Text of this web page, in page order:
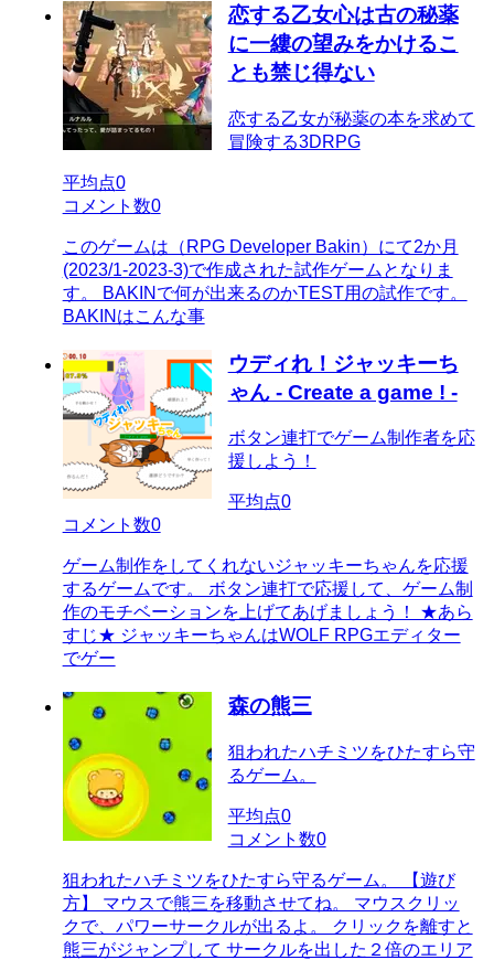
恋する乙女心は古の秘薬
に一縷の望みをかけるこ
とも禁じ得ない
恋する乙女が秘薬の本を求めて
冒険する3DRPG
平均点0
コメント数0
このゲームは（RPG Developer Bakin）にて2か月
(2023/1-2023-3)で作成された試作ゲームとなりま
す。 BAKINで何が出来るのかTEST用の試作です。
BAKINはこんな事
ウディれ！ジャッキーち
ゃん - Create a game ! -
ボタン連打でゲーム制作者を応
援しよう！
平均点0
コメント数0
ゲーム制作をしてくれないジャッキーちゃんを応援
するゲームです。 ボタン連打で応援して、ゲーム制
作のモチベーションを上げてあげましょう！ ★あら
すじ★ ジャッキーちゃんはWOLF RPGエディター
でゲー
森の熊三
狙われたハチミツをひたすら守
るゲーム。
平均点0
コメント数0
狙われたハチミツをひたすら守るゲーム。 【遊び
方】 マウスで熊三を移動させてね。 マウスクリッ
クで、パワーサークルが出るよ。 クリックを離すと
熊三がジャンプして サークルを出した２倍のエリア